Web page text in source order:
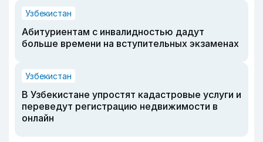
Узбекистан
Абитуриентам с инвалидностью дадут
больше времени на вступительных экзаменах
Узбекистан
В Узбекистане упростят кадастровые услуги и
переведут регистрацию недвижимости в
онлайн